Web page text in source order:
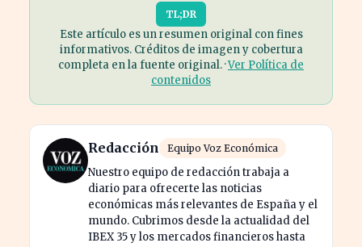
TL;DR
Este artículo es un resumen original con fines
informativos. Créditos de imagen y cobertura
completa en la fuente original. ·Ver Política de
contenidos
Redacción Equipo Voz Económica
Nuestro equipo de redacción trabaja a
diario para ofrecerte las noticias
económicas más relevantes de España y el
mundo. Cubrimos desde la actualidad del
IBEX 35 y los mercados financieros hasta